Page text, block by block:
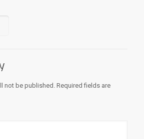
not be published. Required fields are